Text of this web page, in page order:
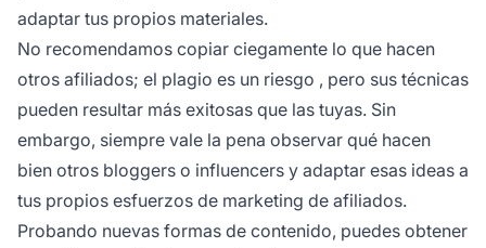
adaptar tus propios materiales.
No recomendamos copiar ciegamente lo que hacen
otros afiliados; el plagio es un riesgo , pero sus técnicas
pueden resultar más exitosas que las tuyas. Sin
embargo, siempre vale la pena observar qué hacen
bien otros bloggers o influencers y adaptar esas ideas a
tus propios esfuerzos de marketing de afiliados.
Probando nuevas formas de contenido, puedes obtener